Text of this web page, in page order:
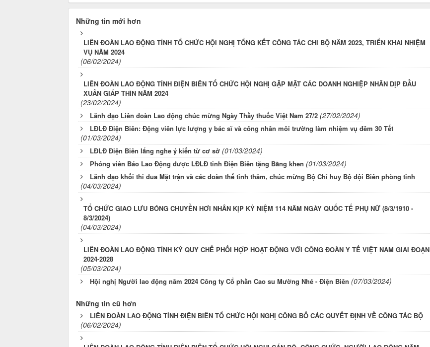
Những tin mới hơn
LIÊN ĐOÀN LAO ĐỘNG TỈNH TỔ CHỨC HỘI NGHỊ TỔNG KẾT CÔNG TÁC CHI BỘ NĂM 2023, TRIỂN KHAI NHIỆM
VỤ NĂM 2024
(06/02/2024)
LIÊN ĐOÀN LAO ĐỘNG TỈNH ĐIỆN BIÊN TỔ CHỨC HỘI NGHỊ GẶP MẶT CÁC DOANH NGHIỆP NHÂN DỊP ĐẦU
XUÂN GIÁP THÌN NĂM 2024
(23/02/2024)
Lãnh đạo Liên đoàn Lao động chúc mừng Ngày Thầy thuốc Việt Nam 27/2 (27/02/2024)
LĐLĐ Điện Biên: Động viên lực lượng y bác sĩ và công nhân môi trường làm nhiệm vụ đêm 30 Tết
(01/03/2024)
LĐLĐ Điện Biên lắng nghe ý kiến từ cơ sở (01/03/2024)
Phóng viên Báo Lao Động được LĐLĐ tỉnh Điện Biên tặng Bằng khen (01/03/2024)
Lãnh đạo khối thi đua Mặt trận và các đoàn thể tỉnh thăm, chúc mừng Bộ Chỉ huy Bộ đội Biên phòng tỉnh
(04/03/2024)
TỔ CHỨC GIAO LƯU BÓNG CHUYỀN HƠI NHÂN KỊP KỶ NIỆM 114 NĂM NGÀY QUỐC TẾ PHỤ NỮ (8/3/1910 -
8/3/2024)
(04/03/2024)
LIÊN ĐOÀN LAO ĐỘNG TỈNH KÝ QUY CHẾ PHỐI HỢP HOẠT ĐỘNG VỚI CÔNG ĐOÀN Y TẾ VIỆT NAM GIAI ĐOẠN
2024-2028
(05/03/2024)
Hội nghị Người lao động năm 2024 Công ty Cổ phần Cao su Mường Nhé - Điện Biên (07/03/2024)
Những tin cũ hơn
LIÊN ĐOÀN LAO ĐỘNG TỈNH ĐIỆN BIÊN TỔ CHỨC HỘI NGHỊ CÔNG BỐ CÁC QUYẾT ĐỊNH VỀ CÔNG TÁC BỘ
(06/02/2024)